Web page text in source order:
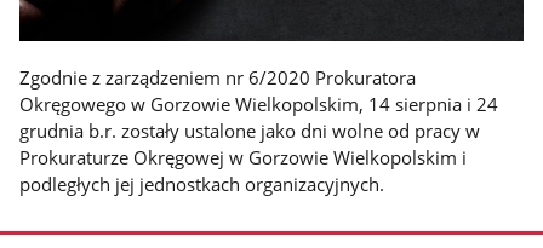
Zgodnie z zarządzeniem nr 6/2020 Prokuratora
Okręgowego w Gorzowie Wielkopolskim, 14 sierpnia i 24
grudnia b.r. zostały ustalone jako dni wolne od pracy w
Prokuraturze Okręgowej w Gorzowie Wielkopolskim i
podległych jej jednostkach organizacyjnych.